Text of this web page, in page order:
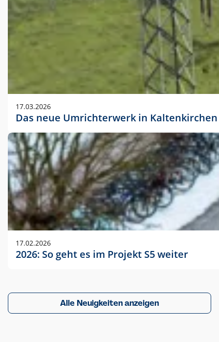
17.03.2026
Das neue Umrichterwerk in Kaltenkirchen
17.02.2026
2026: So geht es im Projekt S5 weiter
Alle Neuigkeiten anzeigen